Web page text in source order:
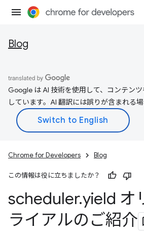
Blog
Google は AI 技術を使用して、コンテン
しています。AI 翻訳には誤りが含まれる場
Chrome for Developers Blog
この情報は役に立ちましたか？
scheduler.yield オ
ライアルのご紹介